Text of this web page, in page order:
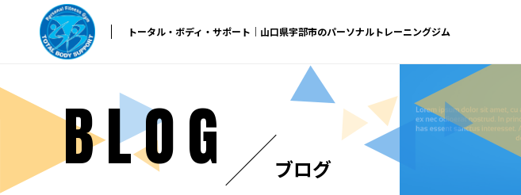
トータル・ボディ・サポート｜山口県宇部市のパーソナルトレーニングジム
BLOG ブログ